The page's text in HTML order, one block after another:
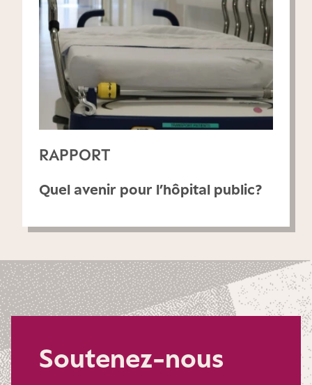
RAPPORT
Quel avenir pour l’hôpital public ?
Soutenez-nous